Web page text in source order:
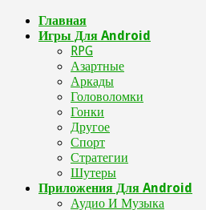
Главная
Игры Для Android
RPG
Азартные
Аркады
Головоломки
Гонки
Другое
Спорт
Стратегии
Шутеры
Приложения Для Android
Аудио И Музыка